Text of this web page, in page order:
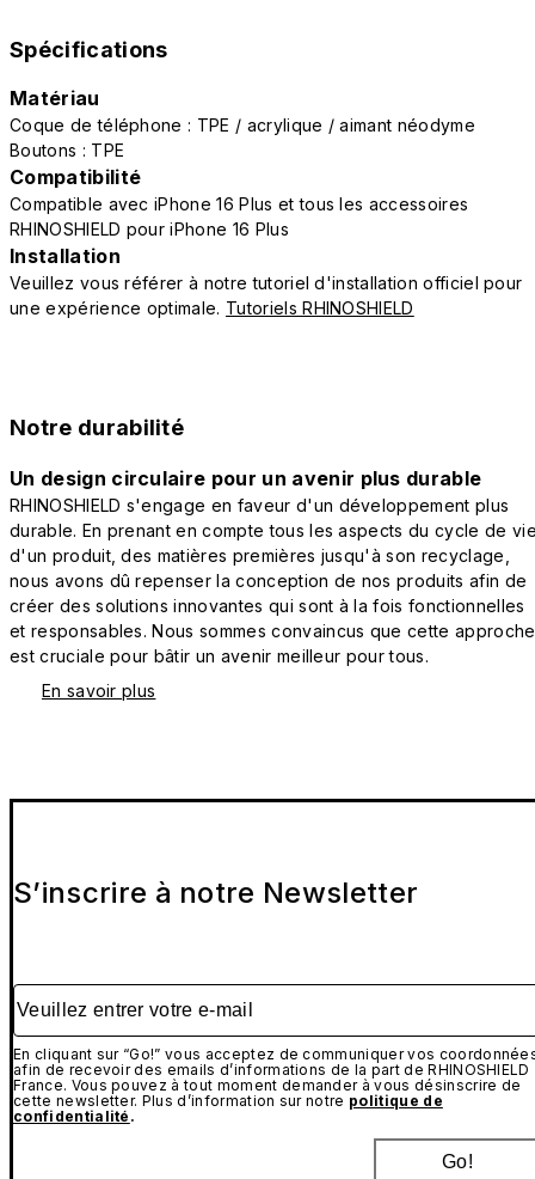
Spécifications
Matériau
Coque de téléphone : TPE / acrylique / aimant néodyme
Boutons : TPE
Compatibilité
Compatible avec iPhone 16 Plus et tous les accessoires
RHINOSHIELD pour iPhone 16 Plus
Installation
Veuillez vous référer à notre tutoriel d'installation officiel pour
une expérience optimale. Tutoriels RHINOSHIELD
Notre durabilité
Un design circulaire pour un avenir plus durable
RHINOSHIELD s'engage en faveur d'un développement plus
durable. En prenant en compte tous les aspects du cycle de
d'un produit, des matières premières jusqu'à son recyclage,
nous avons dû repenser la conception de nos produits afin de
créer des solutions innovantes qui sont à la fois fonctionnelles
et responsables. Nous sommes convaincus que cette approche
est cruciale pour bâtir un avenir meilleur pour tous.
En savoir plus
S’inscrire à notre Newsletter
Veuillez entrer votre e-mail
En cliquant sur “Go!” vous acceptez de communiquer vos
afin de recevoir des emails d’informations de la part de RHINOSHIELD
France. Vous pouvez à tout moment demander à vous désinscrire de
cette newsletter. Plus d’information sur notre politique de
confidentialité .
Go!